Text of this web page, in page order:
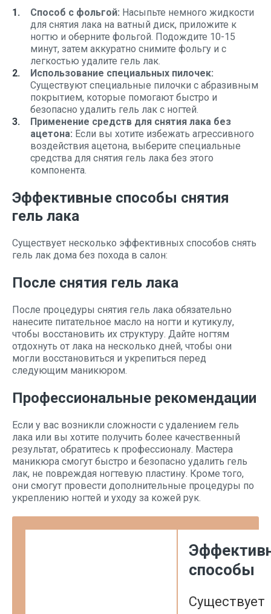
Способ с фольгой: Насыпьте немного жидкости
для снятия лака на ватный диск, приложите к
ногтю и оберните фольгой. Подождите 10-15
минут, затем аккуратно снимите фольгу и с
легкостью удалите гель лак.
Использование специальных пилочек:
Существуют специальные пилочки с абразивным
покрытием, которые помогают быстро и
безопасно удалить гель лак с ногтей.
Применение средств для снятия лака без
ацетона: Если вы хотите избежать агрессивного
воздействия ацетона, выберите специальные
средства для снятия гель лака без этого
компонента.
Эффективные способы снятия
гель лака
Существует несколько эффективных способов снять
гель лак дома без похода в салон:
После снятия гель лака
После процедуры снятия гель лака обязательно
нанесите питательное масло на ногти и кутикулу,
чтобы восстановить их структуру. Дайте ногтям
отдохнуть от лака на несколько дней, чтобы они
могли восстановиться и укрепиться перед
следующим маникюром.
Профессиональные рекомендации
Если у вас возникли сложности с удалением гель
лака или вы хотите получить более качественный
результат, обратитесь к профессионалу. Мастера
маникюра смогут быстро и безопасно удалить гель
лак, не повреждая ногтевую пластину. Кроме того,
они смогут провести дополнительные процедуры по
укреплению ногтей и уходу за кожей рук.
способы
Существует